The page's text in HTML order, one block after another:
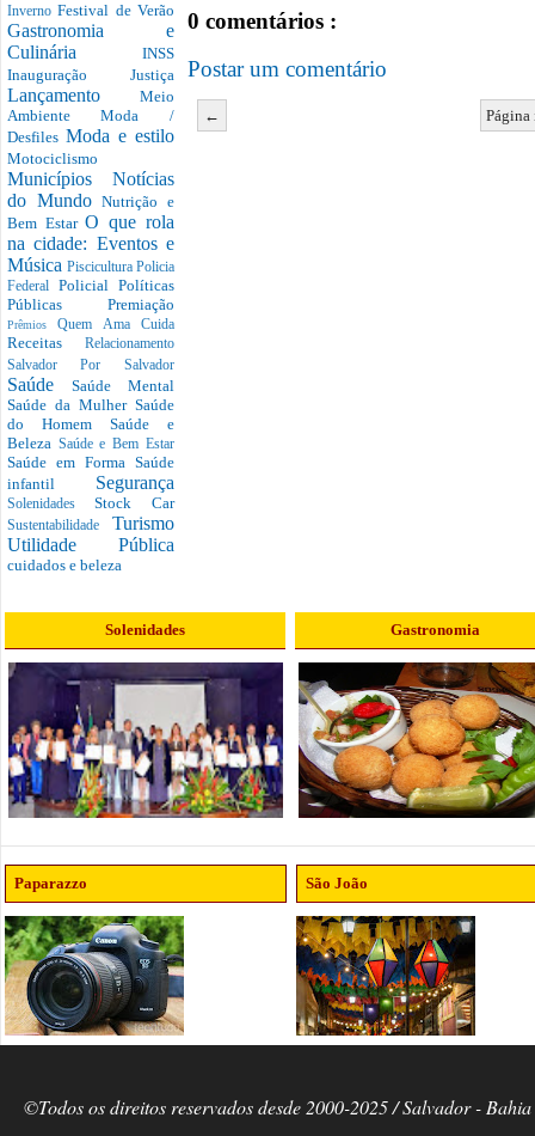
InvernoFestival de Verão
Gastronomia e
Culinária INSS
Inauguração Justiça
Lançamento Meio
AmbienteModa /
Desfiles Moda e estilo
Motociclismo
Municípios Notícias
do MundoNutrição e
Bem EstarO que rola
na cidade: Eventos e
Música Piscicultura Policia
Federal Policial Políticas
Públicas Premiação
PrêmiosQuem Ama Cuida
Receitas Relacionamento
Salvador Por Salvador
Saúde Saúde Mental
Saúde da Mulher Saúde
do Homem Saúde e
Beleza Saúde e Bem Estar
Saúde em Forma Saúde
infantil Segurança
SolenidadesStock Car
Sustentabilidade Turismo
Utilidade Pública
cuidados e beleza
0 comentários :
Postar um comentário
←
Solenidades Gastronomia
Paparazzo São João
©Todos os direitos reservados desde 2000-2025 / Salvador -